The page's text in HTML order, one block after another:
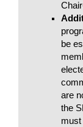
be
are
the
must